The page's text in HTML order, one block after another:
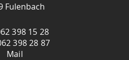
Fulenbach
398 15 28
398 28 87
Mail